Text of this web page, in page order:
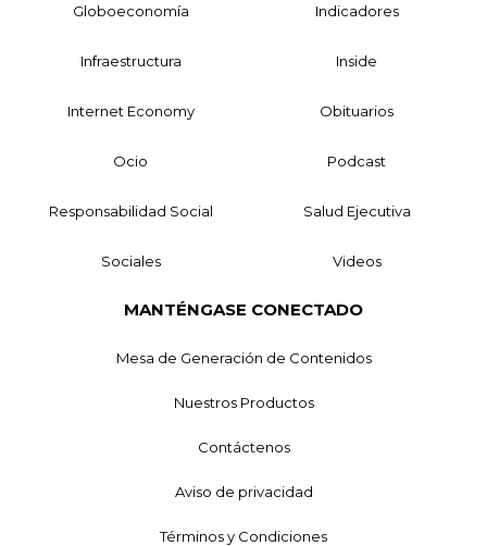
Globoeconomía Indicadores
Infraestructura Inside
Internet Economy Obituarios
Ocio Podcast
Responsabilidad Social Salud Ejecutiva
Sociales Videos
MANTÉNGASE CONECTADO
Mesa de Generación de Contenidos
Nuestros Productos
Contáctenos
Aviso de privacidad
Términos y Condiciones